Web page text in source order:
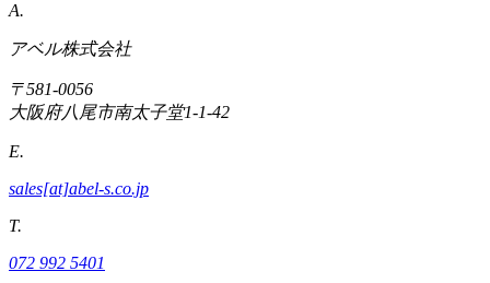
A.
アベル株式会社
〒581-0056
大阪府八尾市南太子堂1-1-42
E.
sales[at]abel-s.co.jp
T.
072 992 5401